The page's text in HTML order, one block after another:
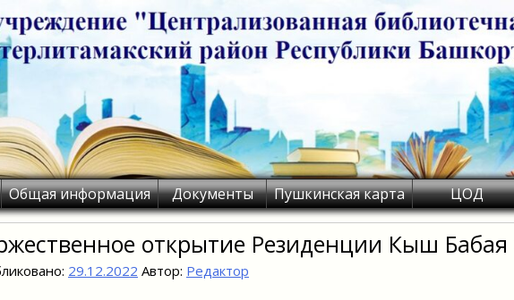
Общая информация Документы Пушкинская карта ЦОД
открытие Резиденции Кыш
29.12.2022 Автор: Редактор